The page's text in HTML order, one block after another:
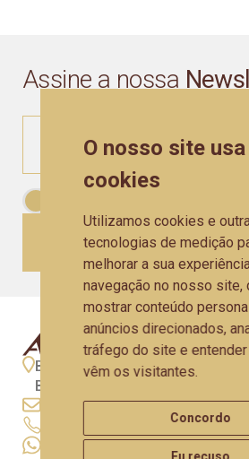
O nosso site usa
cookies
Utilizamos cookies e
tecnologias de medição
melhorar a sua
navegação no nosso site,
mostrar conteúdo
anúncios direcionados,
tráfego do site e
vêm os visitantes.
Concordo
Assine a nossa
CADASTRAR
BR 470 - Km 207,330 - N° 9653 -
Bento Gonçalves - RS
artesano@artesano.com.br
+55 (54) 3458.3400
+55 (54) 99633-5772